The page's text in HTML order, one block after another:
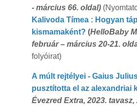
- március 66. oldal)
Kalivoda Tímea : Hogyan
kismamaként? (HelloBaby
február – március 20-21.
folyóirat)
A múlt rejtélyei - Gaius
pusztította el az alexandriai
Évezred Extra, 2023. tavasz,